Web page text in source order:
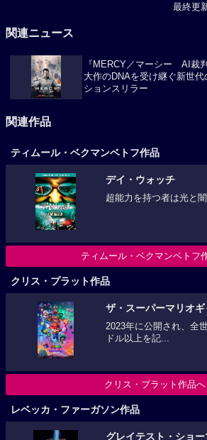
最終更
関連ニュース
『MERCY／マーシー AI裁
大作のDNAを受け継ぐ新世
ションスリラー
関連作品
ティムール・ベクマンベトフ作品
デイ・ウォッチ
超能力を持つ者は光と闇
ティムール・ベクマンベトフ
クリス・プラット作品
ザ・スーパーマリオ
2023年に公開され、全
ドル以上を記...
クリス・プラット作品へ
レベッカ・ファーガソン作品
グレイテスト・ショー